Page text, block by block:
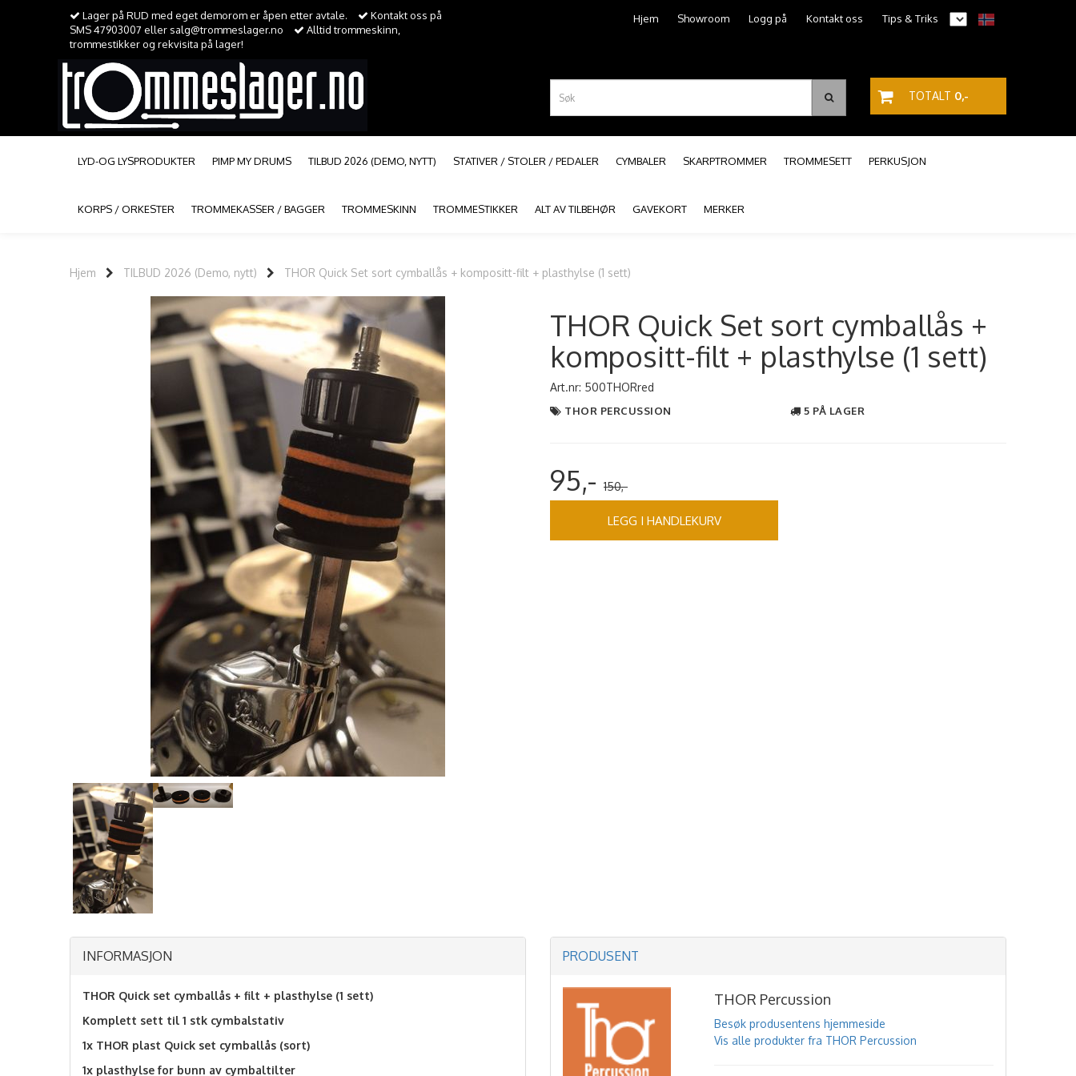
Lager på RUD med eget demorom er åpen etter avtale.
Kontakt oss på
SMS 47903007 eller salg@trommeslager.no
Alltid trommeskinn,
trommestikker og rekvisita på lager!
Hjem Showroom Logg på Kontakt oss Tips & Triks
TOTALT 0,-
LYD-OG LYSPRODUKTER PIMP MY DRUMS TILBUD 2026 (DEMO, NYTT) STATIVER / STOLER / PEDALER CYMBALER SKARPTROMMER TROMMESETT PERKUSJON
KORPS / ORKESTER TROMMEKASSER / BAGGER TROMMESKINN TROMMESTIKKER ALT AV TILBEHØR GAVEKORT MERKER
Hjem TILBUD 2026 (Demo, nytt) THOR Quick Set sort cymballås + kompositt-filt + plasthylse (1 sett)
THOR Quick Set sort cymballås +
kompositt-filt + plasthylse (1 sett)
Art.nr: 500THORred
THOR PERCUSSION 5 PÅ LAGER
95,- 150,-
LEGG I HANDLEKURV
INFORMASJON
THOR Quick set cymballås + filt + plasthylse (1 sett)
Komplett sett til 1 stk cymbalstativ
1x THOR plast Quick set cymballås (sort)
1x plasthylse for bunn av cymbaltilter
PRODUSENT
THOR Percussion
Besøk produsentens hjemmeside
Vis alle produkter fra THOR Percussion